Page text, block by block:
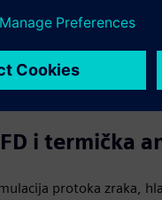
i termička
protoka zraka,